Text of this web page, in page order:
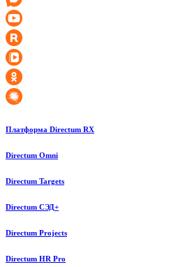
Платформа Directum RX
Directum Omni
Directum Targets
Directum СЭД+
Directum Projects
Directum HR Pro